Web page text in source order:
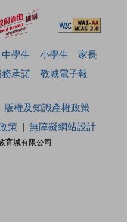
中學生 小學生
家長
承諾 教城電子報
育城有限公司
版權及知識產權政策
策 無障礙網站設計